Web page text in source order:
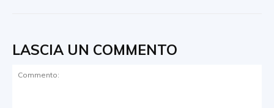
LASCIA UN COMMENTO